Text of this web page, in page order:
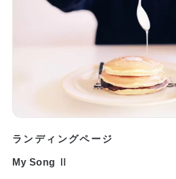
ランディングページ
My Song Ⅱ